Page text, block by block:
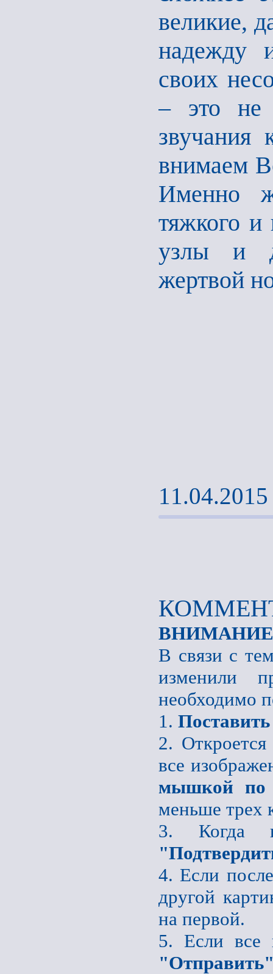
великие,
надежду
своих
– это не
звучания
внимаем
Именно
тяжкого и
узлы и
жертвой
В связи с
изменили
необходимо
1.
2.
все
мышкой по
меньше трех
3. Когда
4. Если
другой
на первой.
5. Если все